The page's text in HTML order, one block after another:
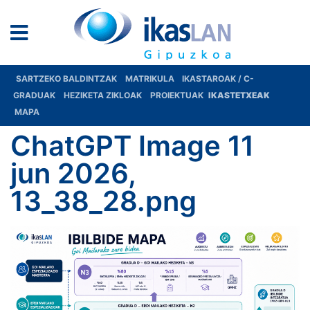
SARTZEKO BALDINTZAK MATRIKULA
IKASTAROAK / C-
GRADUAK
HEZIKETA ZIKLOAK PROIEKTUAK IKASTETXEAK
MAPA
ChatGPT Image 11
jun 2026,
13_38_28.png